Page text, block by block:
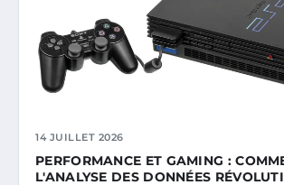
14 JUILLET 2026
PERFORMANCE ET GAMING :
L'ANALYSE DES DONNÉES